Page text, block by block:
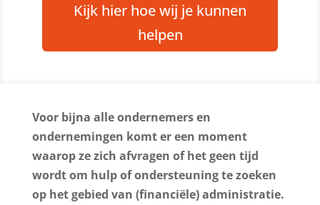
Kijk hier hoe wij je kunnen
helpen
Voor bijna alle ondernemers en
ondernemingen komt er een moment
waarop ze zich afvragen of het geen tijd
wordt om hulp of ondersteuning te zoeken
op het gebied van (financiële) administratie.